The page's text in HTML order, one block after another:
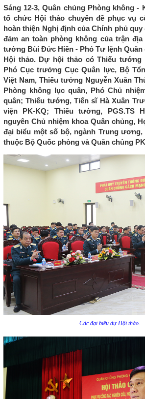
Sáng 12-3, Quân chủng Phòng không -
tổ chức Hội thảo chuyên đề phục vụ
hoàn thiện Nghị định của Chính phủ
đảm an toàn phòng không của trận
tướng Bùi Đức Hiền - Phó Tư lệnh Quân
Hội thảo. Dự hội thảo có Thiếu tướng
Phó Cục trưởng Cục Quân lực, Bộ
Việt Nam, Thiếu tướng Nguyễn Xuân
Phòng không lục quân, Phó Chủ
quân; Thiếu tướng, Tiến sĩ Hà Xuân
viện PK-KQ; Thiếu tướng, PGS.TS
nguyên Chủ nhiệm khoa Quân chủng,
đại biểu một số bộ, ngành Trung
thuộc Bộ Quốc phòng và Quân chủng
Các đại biểu dự Hội thảo.